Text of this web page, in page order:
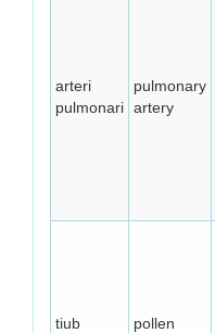
arteri
pulmonari
pulmonary
artery
tiub
pollen